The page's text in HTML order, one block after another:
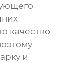
качество
и